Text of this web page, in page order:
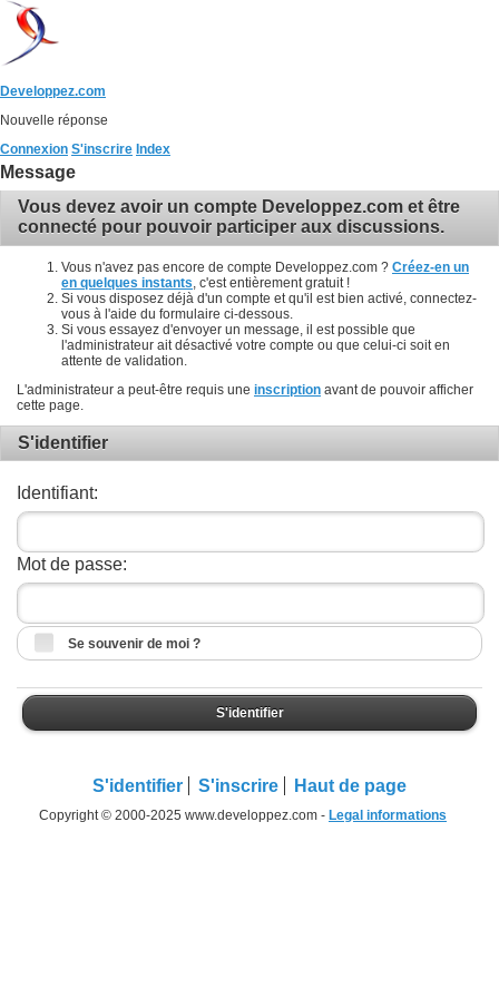
Developpez.com
Nouvelle réponse
Connexion S'inscrire Index
Message
Vous devez avoir un compte Developpez.com et être
connecté pour pouvoir participer aux discussions.
Vous n'avez pas encore de compte Developpez.com ? Créez-en un
en quelques instants , c'est entièrement gratuit !
Si vous disposez déjà d'un compte et qu'il est bien activé, connectez-
vous à l'aide du formulaire ci-dessous.
Si vous essayez d'envoyer un message, il est possible que
l'administrateur ait désactivé votre compte ou que celui-ci soit en
attente de validation.
L'administrateur a peut-être requis une inscription avant de pouvoir afficher
cette page.
S'identifier
Identifiant:
Mot de passe:
Se souvenir de moi ?
S'identifier
S'identifier S'inscrire Haut de page
Copyright © 2000-2025 www.developpez.com - Legal informations